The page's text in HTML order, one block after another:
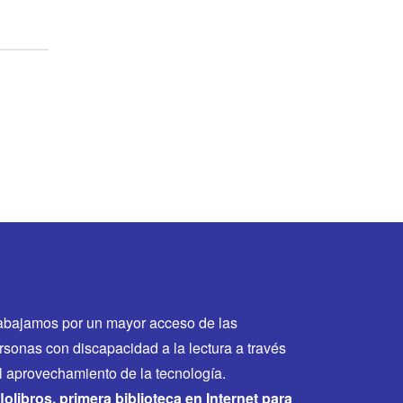
por un mayor acceso de las
con discapacidad a la lectura a través
aprovechamiento de la tecnología.
primera biblioteca en Internet para